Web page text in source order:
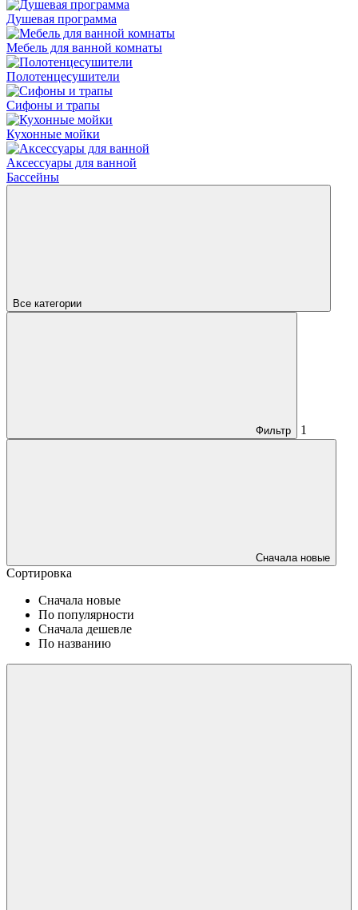
Душевая программа
Мебель для ванной комнаты
Полотенцесушители
Сифоны и трапы
Кухонные мойки
Аксессуары для ванной
Бассейны
Все категории
Фильтр 1
Сначала новые
Сортировка
Сначала новые
По популярности
Сначала дешевле
По названию